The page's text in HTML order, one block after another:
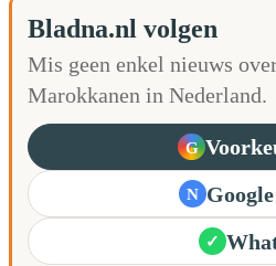
Bladna.nl volgen
Mis geen enkel nieuws
Marokkanen in Nederland.
G
N
✓